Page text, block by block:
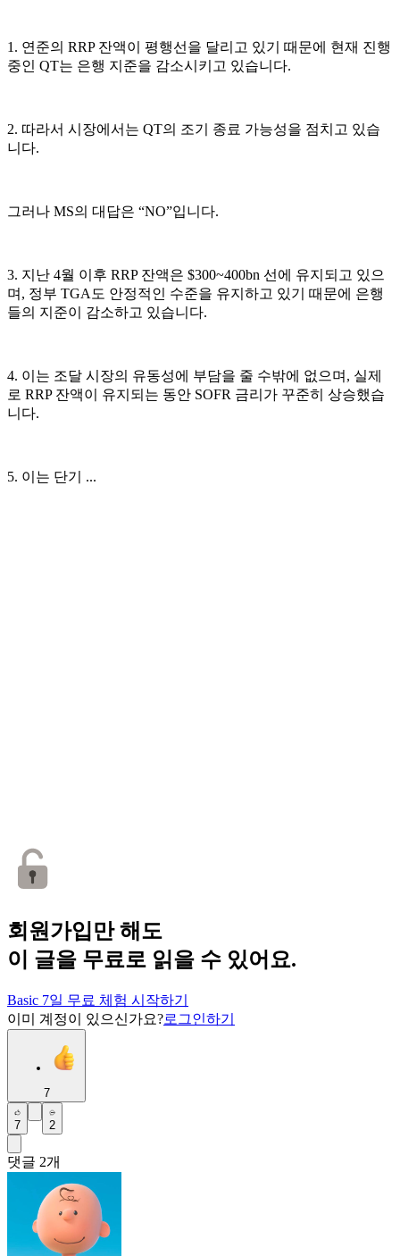
1. 연준의 RRP 잔액이 평행선을 달리고 있기 때문에 현재 진행
중인 QT는 은행 지준을 감소시키고 있습니다.
2. 따라서 시장에서는 QT의 조기 종료 가능성을 점치고 있습
니다.
그러나 MS의 대답은 “NO”입니다.
3. 지난 4월 이후 RRP 잔액은 $300~400bn 선에 유지되고 있으
며, 정부 TGA도 안정적인 수준을 유지하고 있기 때문에 은행
들의 지준이 감소하고 있습니다.
4. 이는 조달 시장의 유동성에 부담을 줄 수밖에 없으며, 실제
로 RRP 잔액이 유지되는 동안 SOFR 금리가 꾸준히 상승했습
니다.
5. 이는 단기 ...
회원가입만 해도
이 글을 무료로 읽을 수 있어요.
Basic 7일 무료 체험 시작하기
이미 계정이 있으신가요?로그인하기
7
7 2
댓글 2개